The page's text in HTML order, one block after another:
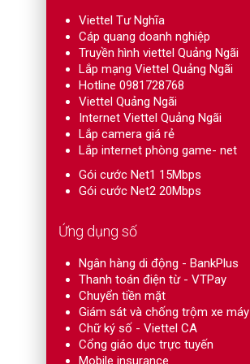
Viettel Tư Nghĩa
Cáp quang doanh nghiệp
Truyền hình viettel Quảng Ngãi
Lắp mạng Viettel Quảng Ngãi
Hotline 0981728768
Viettel Quảng Ngãi
Internet Viettel Quảng Ngãi
Lắp camera giá rẻ
Lắp internet phòng game- net
Gói cước Net1 15Mbps
Gói cước Net2 20Mbps
Ứng dụng số
Ngân hàng di động - BankPlus
Thanh toán điện từ - VTPay
Chuyển tiền mặt
Giám sát và chống trộm xe máy
Chữ ký số - Viettel CA
Cổng giáo dục trực tuyến
Mobile insurance